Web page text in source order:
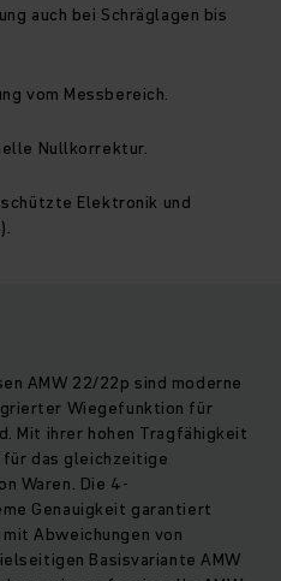
auch bei Schräglagen bis
vom Messbereich.
Nullkorrektur.
Elektronik und
AMW 22/22p sind moderne
Wiegefunktion für
Mit ihrer hohen Tragfähigkeit
das gleichzeitige
Waren. Die 4-
Genauigkeit garantiert
Abweichungen von
Basisvariante AMW